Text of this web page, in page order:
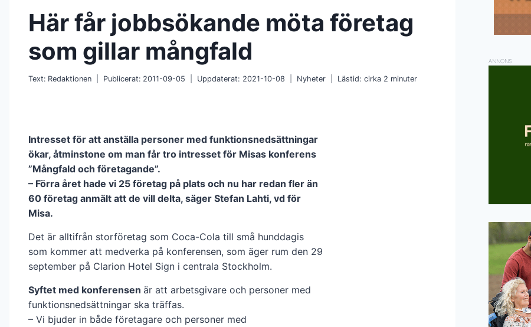
Här får jobbsökande möta företag
som gillar mångfald
Text: Redaktionen Publicerat: 2011-09-05 Uppdaterat: 2021-10-08 Nyheter Lästid: cirka 2 minuter
Intresset för att anställa personer med funktionsnedsättningar
ökar, åtminstone om man får tro intresset för Misas konferens
”Mångfald och företagande”.
– Förra året hade vi 25 företag på plats och nu har redan fler än
60 företag anmält att de vill delta, säger Stefan Lahti, vd för
Misa.
Det är alltifrån storföretag som Coca-Cola till små hunddagis
som kommer att medverka på konferensen, som äger rum den 29
september på Clarion Hotel Sign i centrala Stockholm.
Syftet med konferensen är att arbetsgivare och personer med
funktionsnedsättningar ska träffas.
– Vi bjuder in både företagare och personer med
ANNONS